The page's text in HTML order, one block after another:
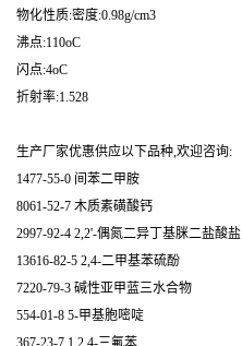
物化性质:密度:0.98g/cm3
沸点:110oC
闪点:4oC
折射率:1.528
生产厂家优惠供应以下品种,欢迎咨询:
1477-55-0 间苯二甲胺
8061-52-7 木质素磺酸钙
2997-92-4 2,2'-偶氮二异丁基脒二盐酸盐
13616-82-5 2,4-二甲基苯硫酚
7220-79-3 碱性亚甲蓝三水合物
554-01-8 5-甲基胞嘧啶
367-23-7 1,2,4-三氟苯